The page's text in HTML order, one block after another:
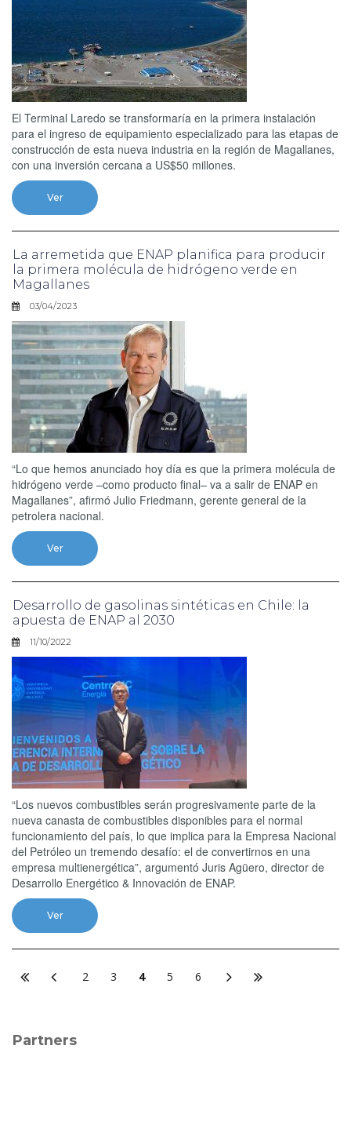
El Terminal Laredo se transformaría en la primera instalación
para el ingreso de equipamiento especializado para las etapas de
construcción de esta nueva industria en la región de Magallanes,
con una inversión cercana a US$50 millones.
Ver
La arremetida que ENAP planifica para producir
la primera molécula de hidrógeno verde en
Magallanes
03/04/2023
“Lo que hemos anunciado hoy día es que la primera molécula de
hidrógeno verde –como producto final– va a salir de ENAP en
Magallanes”, afirmó Julio Friedmann, gerente general de la
petrolera nacional.
Ver
Desarrollo de gasolinas sintéticas en Chile: la
apuesta de ENAP al 2030
11/10/2022
“Los nuevos combustibles serán progresivamente parte de la
nueva canasta de combustibles disponibles para el normal
funcionamiento del país, lo que implica para la Empresa Nacional
del Petróleo un tremendo desafío: el de convertirnos en una
empresa multienergética”, argumentó Juris Agüero, director de
Desarrollo Energético & Innovación de ENAP.
Ver
2 3 4 5 6
Partners